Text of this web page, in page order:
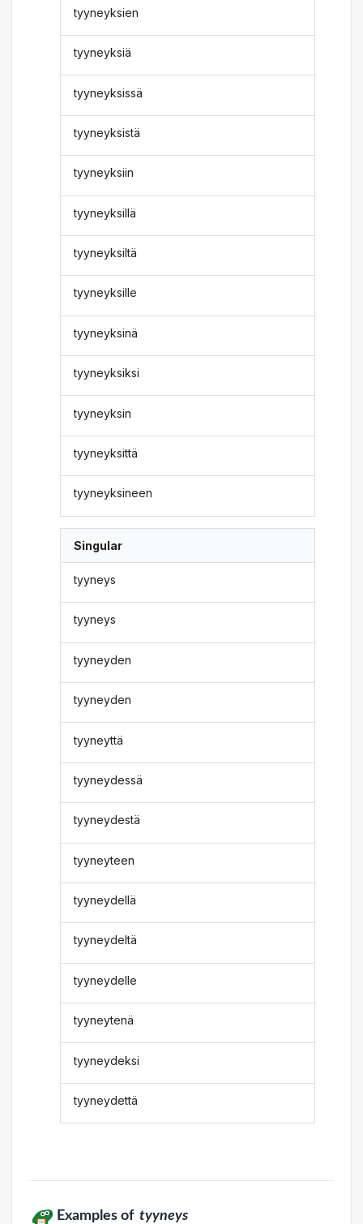
tyyneyksien
tyyneyksiä
tyyneyksissä
tyyneyksistä
tyyneyksiin
tyyneyksillä
tyyneyksiltä
tyyneyksille
tyyneyksinä
tyyneyksiksi
tyyneyksin
tyyneyksittä
tyyneyksineen
Singular
tyyneys
tyyneys
tyyneyden
tyyneyden
tyyneyttä
tyyneydessä
tyyneydestä
tyyneyteen
tyyneydellä
tyyneydeltä
tyyneydelle
tyyneytenä
tyyneydeksi
tyyneydettä
Examples of tyyneys